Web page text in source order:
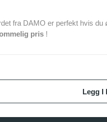
fra DAMO er perfekt hvis du
pris !
Legg I